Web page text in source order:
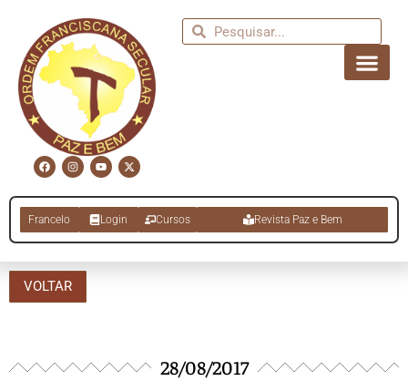
Francelo Login Cursos Revista Paz e Bem
VOLTAR
28/08/2017